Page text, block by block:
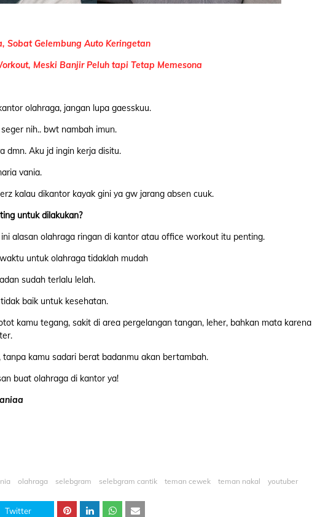
Sobat Gelembung Auto Keringetan
Meski Banjir Peluh tapi Tetap Memesona
olahraga, jangan lupa gaesskuu.
nih.. bwt nambah imun.
dmn. Aku jd ingin kerja disitu.
vania.
kalau dikantor kayak gini ya gw jarang absen cuuk.
untuk dilakukan?
alasan olahraga ringan di kantor atau office workout itu penting.
untuk olahraga tidaklah mudah
sudah terlalu lelah.
baik untuk kesehatan.
kamu tegang, sakit di area pergelangan tangan, leher, bahkan mata karena
kamu sadari berat badanmu akan bertambah.
buat olahraga di kantor ya!
olahraga selebgram selebgram cantik teman cewek teman nakal youtuber
Twitter